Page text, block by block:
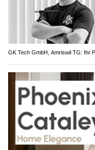
GK Tech GmbH, Amriswil TG: Ihr